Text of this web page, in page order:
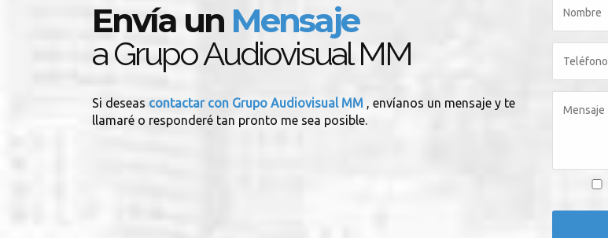
Envía un Mensaje
a Grupo Audiovisual MM
Si deseas contactar con Grupo Audiovisual MM , envíanos un mensaje y te
llamaré o responderé tan pronto me sea posible.